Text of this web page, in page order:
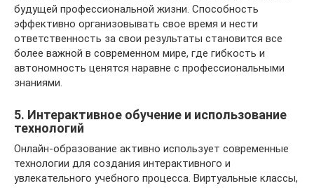
будущей профессиональной жизни. Способность
эффективно организовывать свое время и нести
ответственность за свои результаты становится все
более важной в современном мире, где гибкость и
автономность ценятся наравне с профессиональными
знаниями.
5. Интерактивное обучение и использование
технологий
Онлайн-образование активно использует современные
технологии для создания интерактивного и
увлекательного учебного процесса. Виртуальные классы,